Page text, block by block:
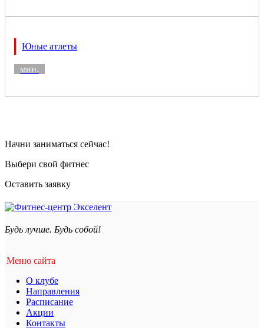
Юные атлеты
мин.
Начни заниматься сейчас!
Выбери свой фитнес
Оставить заявку
Будь лучше. Будь собой!
Меню сайта
О клубе
Направления
Расписание
Акции
Контакты